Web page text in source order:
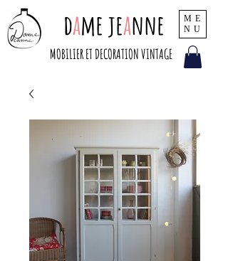
ME
NU
dame jeanne
MOBILIER ET DECORATION VINTAGE